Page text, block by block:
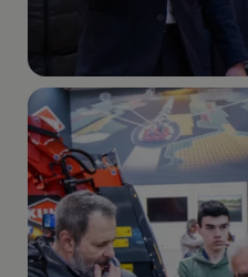
Imagen